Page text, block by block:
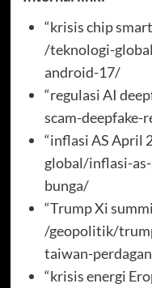
“krisis chip
/teknologi-
android-17/
“regulasi AI
scam-deepfake-
“inflasi AS April
global/inflasi-
bunga/
“Trump Xi
/geopolitik/
taiwan-
“krisis energi